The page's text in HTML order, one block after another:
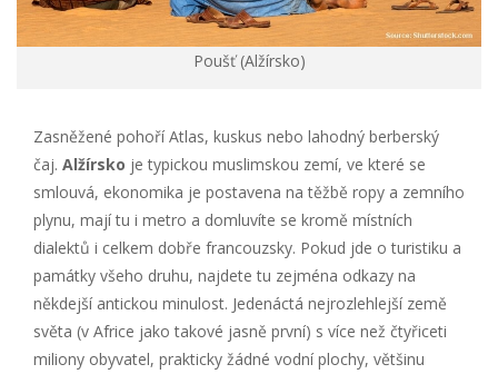
Poušť (Alžírsko)
Zasněžené pohoří Atlas, kuskus nebo lahodný berberský
čaj. Alžírsko je typickou muslimskou zemí, ve které se
smlouvá, ekonomika je postavena na těžbě ropy a zemního
plynu, mají tu i metro a domluvíte se kromě místních
dialektů i celkem dobře francouzsky. Pokud jde o turistiku a
památky všeho druhu, najdete tu zejména odkazy na
někdejší antickou minulost. Jedenáctá nejrozlehlejší země
světa (v Africe jako takové jasně první) s více než čtyřiceti
miliony obyvatel, prakticky žádné vodní plochy, většinu